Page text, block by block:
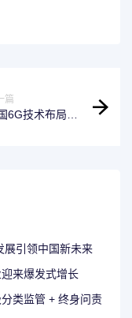
篇
6G技术布局提
展引领中国新未来
来爆发式增长
类监管 + 终身问责